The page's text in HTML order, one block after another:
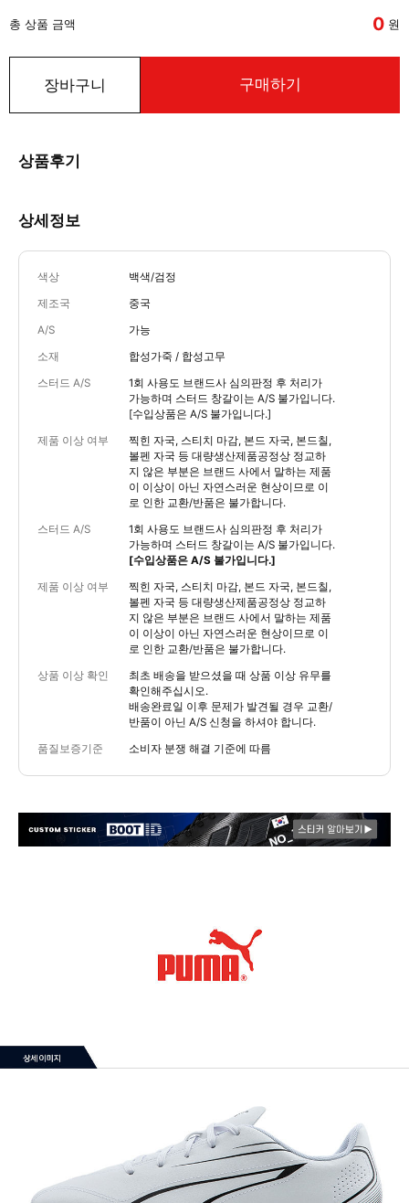
총 상품 금액 0 원
장바구니 구매하기
상품후기
상세정보
색상 백색/검정
제조국 중국
A/S 가능
소재 합성가죽 / 합성고무
스터드 A/S
1회 사용도 브랜드사 심의판정 후 처리가
가능하며 스터드 창갈이는 A/S 불가입니다.
[수입상품은 A/S 불가입니다.]
제품 이상 여부
찍힌 자국, 스티치 마감, 본드 자국, 본드칠,
볼펜 자국 등 대량생산제품공정상 정교하
지 않은 부분은 브랜드 사에서 말하는 제품
이 이상이 아닌 자연스러운 현상이므로 이
로 인한 교환/반품은 불가합니다.
스터드 A/S
1회 사용도 브랜드사 심의판정 후 처리가
가능하며 스터드 창갈이는 A/S 불가입니다.
[수입상품은 A/S 불가입니다.]
제품 이상 여부
찍힌 자국, 스티치 마감, 본드 자국, 본드칠,
볼펜 자국 등 대량생산제품공정상 정교하
지 않은 부분은 브랜드 사에서 말하는 제품
이 이상이 아닌 자연스러운 현상이므로 이
로 인한 교환/반품은 불가합니다.
상품 이상 확인
최초 배송을 받으셨을 때 상품 이상 유무를
확인해주십시오.
배송완료일 이후 문제가 발견될 경우 교환/
반품이 아닌 A/S 신청을 하셔야 합니다.
품질보증기준 소비자 분쟁 해결 기준에 따름